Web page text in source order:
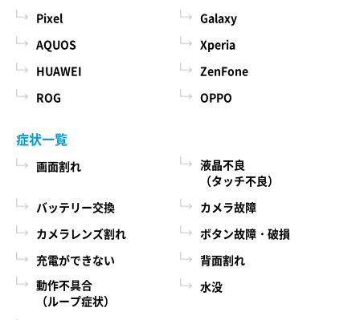
Pixel
Galaxy
AQUOS
Xperia
HUAWEI
ZenFone
ROG
OPPO
症状一覧
画面割れ
液晶不良
（タッチ不良）
バッテリー交換
カメラ故障
カメラレンズ割れ
ボタン故障・破損
充電ができない
背面割れ
動作不具合
（ループ症状）
水没